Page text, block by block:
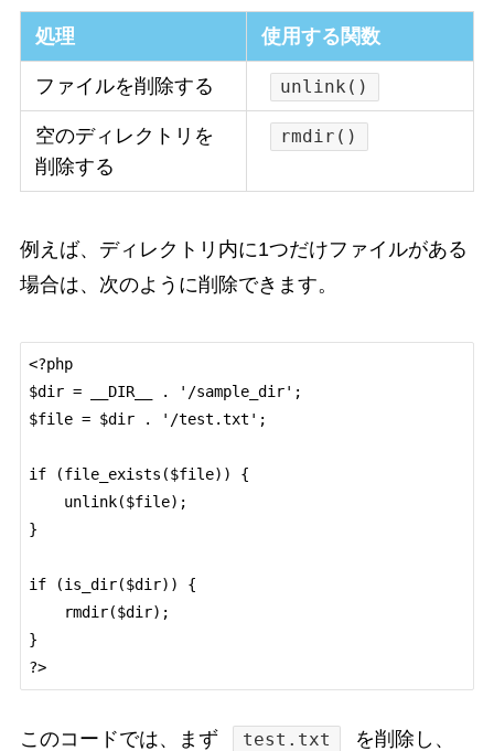
処理 使用する関数
ファイルを削除する unlink()
空のディレクトリを
削除する
rmdir()
例えば、ディレクトリ内に1つだけファイルがある
場合は、次のように削除できます。
<?php
$dir = __DIR__ . '/sample_dir';
$file = $dir . '/test.txt';
if (file_exists($file)) {
}
if (is_dir($dir)) {
}
?>
このコードでは、まず test.txt
を削除し、